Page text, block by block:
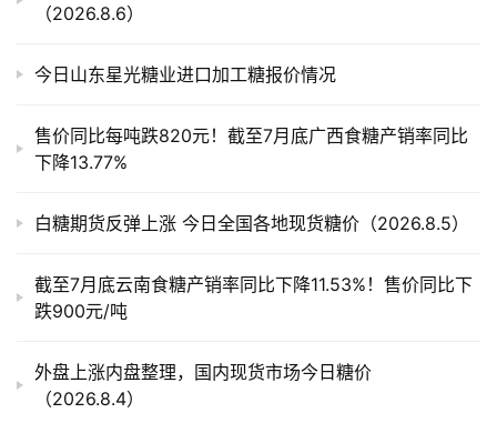
销
储
（2026.8.6）
今日山东星光糖业进口加工糖报价情况
售价同比每吨跌820元！截至7月底广西食糖产销率同比
下降13.77%
白糖期货反弹上涨 今日全国各地现货糖价（2026.8.5）
截至7月底云南食糖产销率同比下降11.53%！售价同比下
跌900元/吨
外盘上涨内盘整理，国内现货市场今日糖价
（2026.8.4）